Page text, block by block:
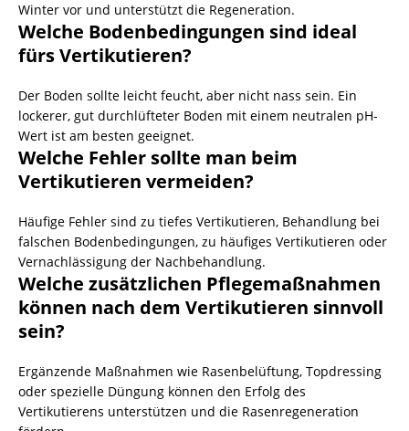
Winter vor und unterstützt die Regeneration.
Welche Bodenbedingungen sind ideal
fürs Vertikutieren?
Der Boden sollte leicht feucht, aber nicht nass sein. Ein
lockerer, gut durchlüfteter Boden mit einem neutralen pH-
Wert ist am besten geeignet.
Welche Fehler sollte man beim
Vertikutieren vermeiden?
Häufige Fehler sind zu tiefes Vertikutieren, Behandlung bei
falschen Bodenbedingungen, zu häufiges Vertikutieren oder
Vernachlässigung der Nachbehandlung.
Welche zusätzlichen Pflegemaßnahmen
können nach dem Vertikutieren sinnvoll
sein?
Ergänzende Maßnahmen wie Rasenbelüftung, Topdressing
oder spezielle Düngung können den Erfolg des
Vertikutierens unterstützen und die Rasenregeneration